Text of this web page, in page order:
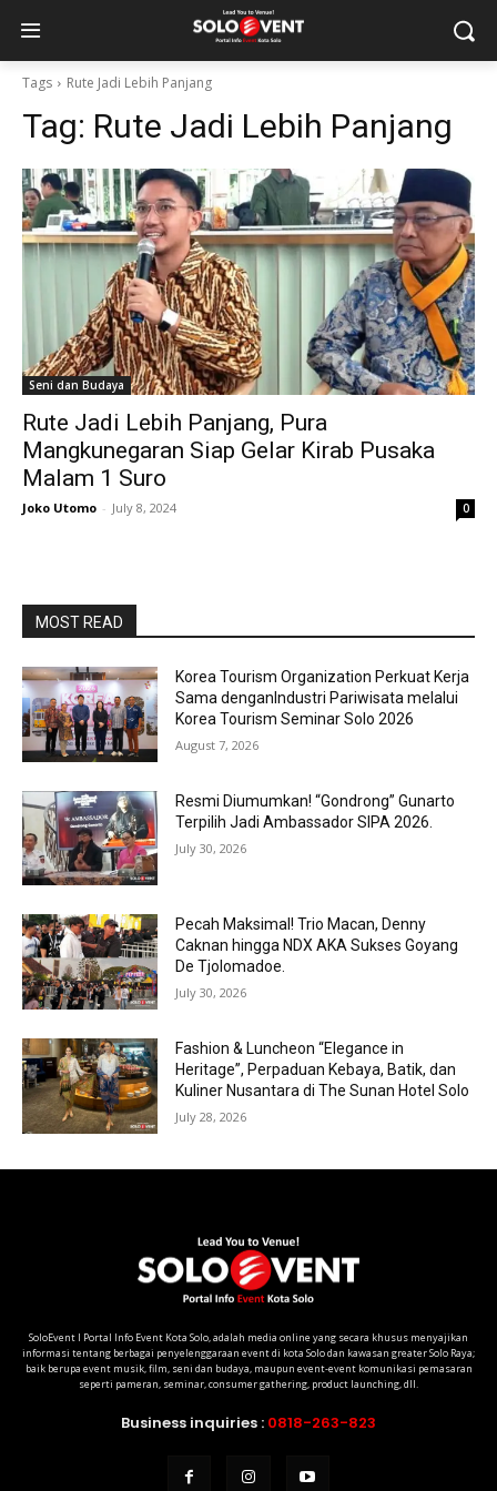
Tags Rute Jadi Lebih Panjang
Tag: Rute Jadi Lebih Panjang
Seni dan Budaya
Rute Jadi Lebih Panjang, Pura
Mangkunegaran Siap Gelar Kirab Pusaka
Malam 1 Suro
Joko Utomo - July 8, 2024 0
MOST READ
Korea Tourism Organization Perkuat Kerja
Sama denganIndustri Pariwisata melalui
Korea Tourism Seminar Solo 2026
August 7, 2026
Resmi Diumumkan! “Gondrong” Gunarto
Terpilih Jadi Ambassador SIPA 2026.
July 30, 2026
Pecah Maksimal! Trio Macan, Denny
Caknan hingga NDX AKA Sukses Goyang
De Tjolomadoe.
July 30, 2026
Fashion & Luncheon “Elegance in
Heritage”, Perpaduan Kebaya, Batik, dan
Kuliner Nusantara di The Sunan Hotel Solo
July 28, 2026
SoloEvent I Portal Info Event Kota Solo, adalah media online yang secara khusus menyajikan
informasi tentang berbagai penyelenggaraan event di kota Solo dan kawasan greater Solo Raya;
baik berupa event musik, film, seni dan budaya, maupun event-event komunikasi pemasaran
seperti pameran, seminar, consumer gathering, product launching, dll.
Business inquiries : 0818-263-823